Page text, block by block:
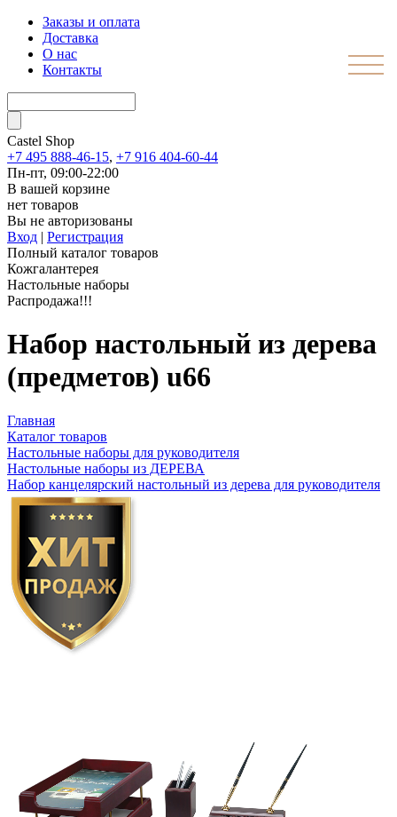
Заказы и оплата
Доставка
О нас
Контакты
Castel Shop
+7 495 888-46-15, +7 916 404-60-44
Пн-пт, 09:00-22:00
В вашей корзине
нет товаров
Вы не авторизованы
Вход | Регистрация
Полный каталог товаров
Кожгалантерея
Настольные наборы
Распродажа!!!
Набор настольный из дерева
(предметов) u66
Главная
Каталог товаров
Настольные наборы для руководителя
Настольные наборы из ДЕРЕВА
Набор канцелярский настольный из дерева для руководителя